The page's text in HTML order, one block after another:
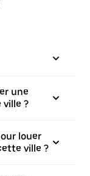
une
?
louer
ville ?